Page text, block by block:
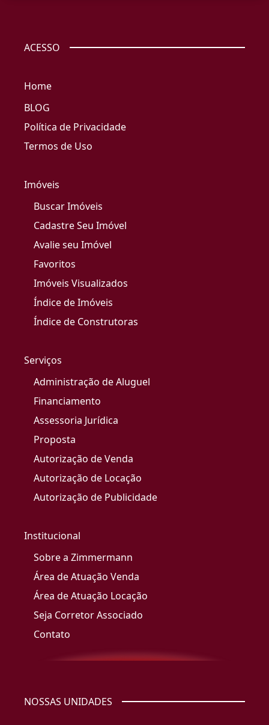
ACESSO
Home
BLOG
Política de Privacidade
Termos de Uso
Imóveis
Buscar Imóveis
Cadastre Seu Imóvel
Avalie seu Imóvel
Favoritos
Imóveis Visualizados
Índice de Imóveis
Índice de Construtoras
Serviços
Administração de Aluguel
Financiamento
Assessoria Jurídica
Proposta
Autorização de Venda
Autorização de Locação
Autorização de Publicidade
Institucional
Sobre a Zimmermann
Área de Atuação Venda
Área de Atuação Locação
Seja Corretor Associado
Contato
NOSSAS UNIDADES